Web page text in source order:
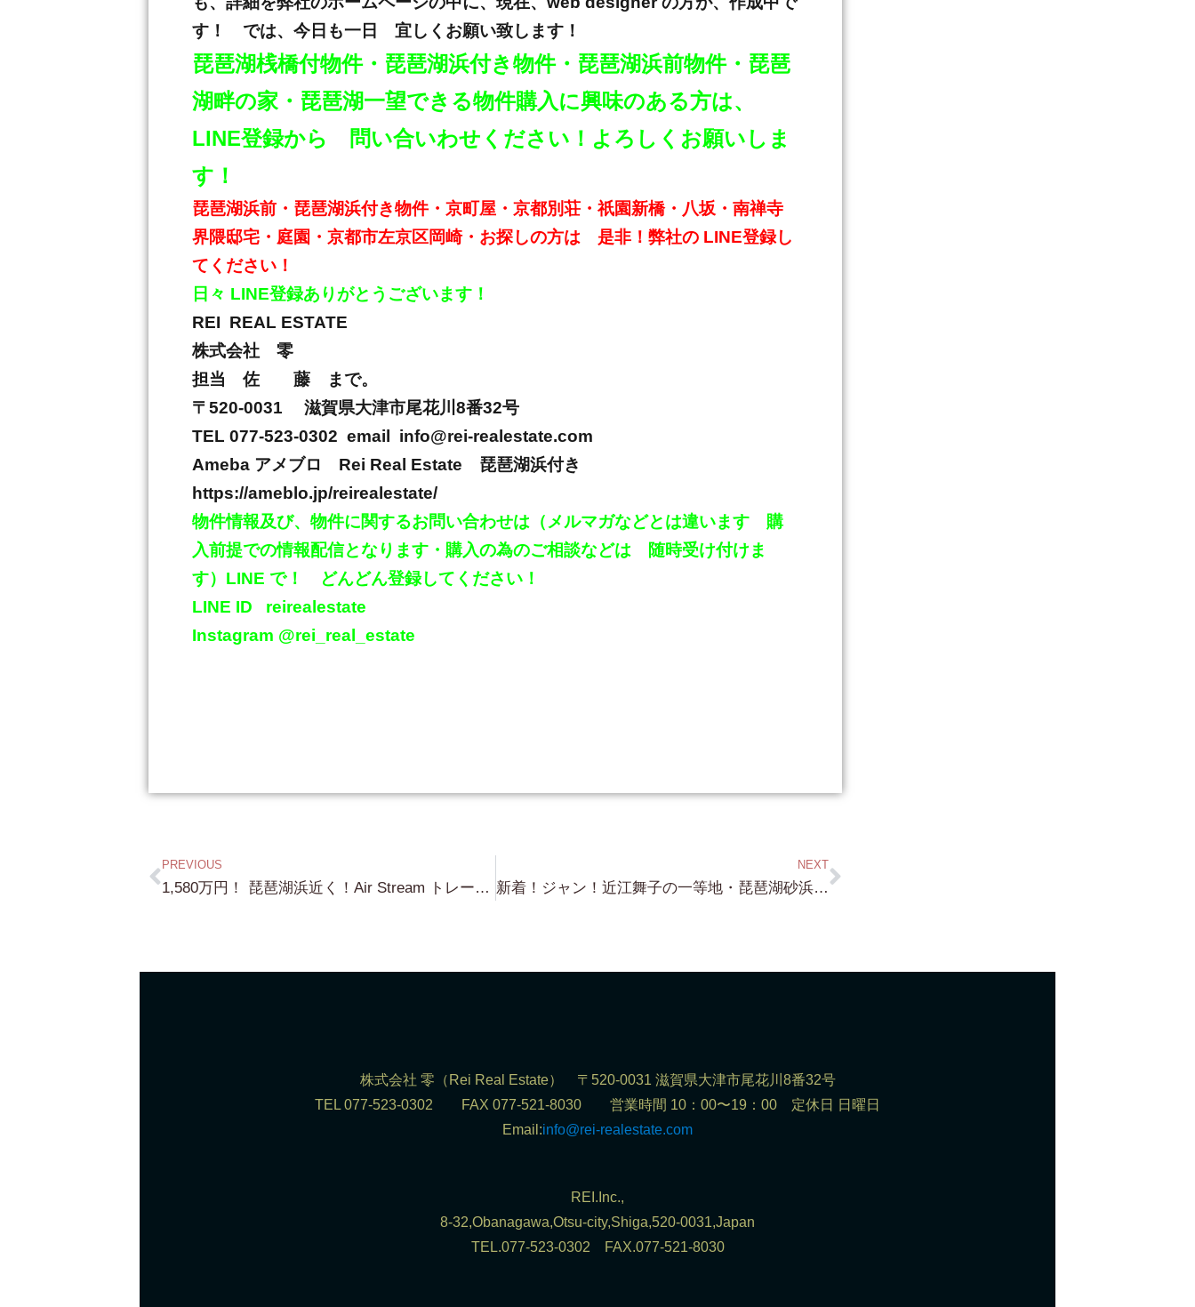
す！ では、今日も一日 宜しくお願い致します！
琵琶湖桟橋付物件・琵琶湖浜付き物件・琵琶湖浜前物件・琵琶
湖畔の家・琵琶湖一望できる物件購入に興味のある方は、
LINE登録から 問い合いわせください！よろしくお願いしま
す！
琵琶湖浜前・琵琶湖浜付き物件・京町屋・京都別荘・祇園新橋・八坂・南禅寺
界隈邸宅・庭園・京都市左京区岡崎・お探しの方は 是非！弊社の LINE登録し
てください！
日々 LINE登録ありがとうございます！
REI REAL ESTATE
株式会社 零
担当 佐 藤 まで。
〒520-0031 滋賀県大津市尾花川 8番32号
TEL 077-523-0302 email info@rei-realestate.com
Ameba アメブロ Rei Real Estate 琵琶湖浜付き
https://ameblo.jp/reirealestate/
物件情報及び、物件に関するお問い合わせは（メルマガなどとは違います 購
入前提での情報配信となります・購入の為のご相談などは 随時受け付けま
す） LINE で！ どんどん登録してください！
LINE ID reirealestate
Instagram @rei_real_estate
PREVIOUS
1,580万円！ 琵琶湖浜近く！Air Stream トレーラーハウス付（内装 新築）・敷地約130坪・琵琶湖眺望！（琵琶湖は目の前に見えます 直線距離で100m位）・建物建築可能（建ぺい率60％ 容積率100%）・上水あり・電気あり・下水は浄化槽・角地・大津市木戸の琵琶湖近くの土地です（更地）⇒物件詳細に関しては、LINE登録後 （LINE ID reirealestate）LINEにてお問い合わせください！LOT No.46
NEXT
新着！ジャン！近江舞子の一等地・琵琶湖砂浜付別荘・敷地約420坪・敷地からボートの上げ下ろしも可能！建物は、ほぼ新築です！ 滅多に・・というか、普通では売りに出る物件ではありません！ 近江舞子に別荘をお探しの方へ！➡︎南禅寺界隈の邸宅・琵琶湖畔の別荘・琵琶湖浜付き物件などをお探しの方は 弊社LINE(ID reirealestate)の方を登録されて そちらからお問い合わせください！
株式会社 零（Rei Real Estate） 〒520-0031 滋賀県大津市尾花川8番32号
TEL 077-523-0302 FAX 077-521-8030 営業時間 10：00〜19：00 定休日 日曜日
Email:info@rei-realestate.com
REI.Inc.,
8-32,Obanagawa,Otsu-city,Shiga,520-0031,Japan
TEL.077-523-0302 FAX.077-521-8030